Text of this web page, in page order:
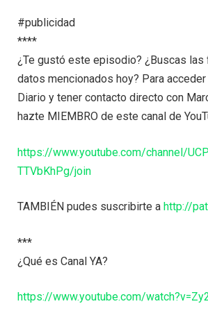
#publicidad
****
¿Te gustó este episodio? ¿Buscas
datos mencionados hoy? Para
Diario y tener contacto directo con
hazte MIEMBRO de este canal de
https://www.youtube.com/channel/
TTVbKhPg/join
TAMBIÉN pudes suscribirte a http://
***
¿Qué es Canal YA?
https://www.youtube.com/